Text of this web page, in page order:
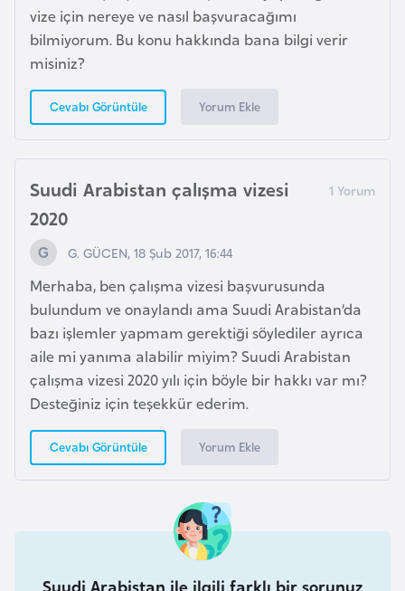
vize için nereye ve nasıl başvuracağımı
bilmiyorum. Bu konu hakkında bana bilgi verir
misiniz?
Cevabı Görüntüle Yorum Ekle
Suudi Arabistan çalışma vizesi
2020
G. GÜCEN, 18 Şub 2017, 16:44
Merhaba, ben çalışma vizesi başvurusunda
bulundum ve onaylandı ama Suudi Arabistan’da
bazı işlemler yapmam gerektiği söylediler ayrıca
aile mi yanıma alabilir miyim? Suudi Arabistan
çalışma vizesi 2020 yılı için böyle bir hakkı var mı?
Desteğiniz için teşekkür ederim.
Cevabı Görüntüle Yorum Ekle
Suudi Arabistan ile ilgili farklı bir sorunuz
D
a
m
k
a
e
m
o
k
r
a
t
i
k